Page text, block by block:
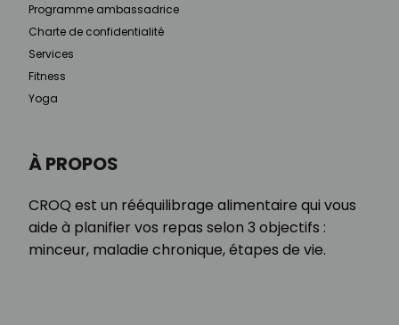
À PROPOS
CROQ est un rééquilibrage alimentaire qui vous
aide à planifier vos repas selon 3 objectifs :
minceur, maladie chronique, étapes de vie.
Programme ambassadrice
Charte de confidentialité
Services
Fitness
Yoga